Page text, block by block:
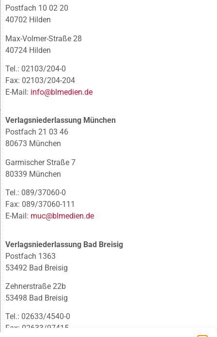
Postfach 10 02 20
40702 Hilden
Max-Volmer-Straße 28
40724 Hilden
Tel.: 02103/204-0
Fax: 02103/204-204
E-Mail: info@blmedien.de
Verlagsniederlassung München
Postfach 21 03 46
80673 München
Garmischer Straße 7
80339 München
Tel.: 089/37060-0
Fax: 089/37060-111
E-Mail: muc@blmedien.de
Verlagsniederlassung Bad Breisig
Postfach 1363
53492 Bad Breisig
Zehnerstraße 22b
53498 Bad Breisig
Tel.: 02633/4540-0
Fax: 02633/97415